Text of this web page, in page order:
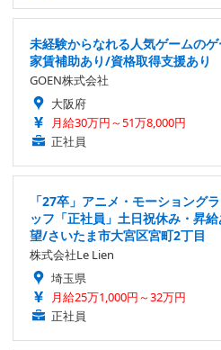
未経験からなれる人気ゲームの
家賃補助あり/資格取得支援あり
GOEN株式会社
大阪府
月給30万円～51万8,000円
正社員
「27卒」アニメ・モーショング
ッフ「正社員」土日祝休み・昇
望/さいたま市大宮区宮町2丁目
株式会社Le Lien
埼玉県
月給25万1,000円～32万円
正社員